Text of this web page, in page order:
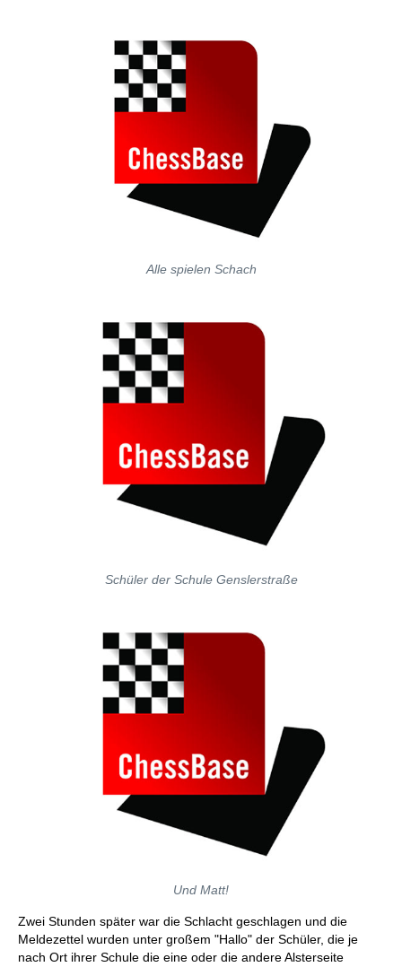
Alle spielen Schach
Schüler der Schule Genslerstraße
Und Matt!
Zwei Stunden später war die Schlacht geschlagen und die
Meldezettel wurden unter großem "Hallo" der Schüler, die je
nach Ort ihrer Schule die eine oder die andere Alsterseite